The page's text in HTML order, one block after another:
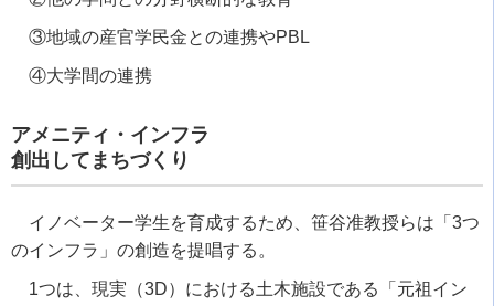
③地域の産官学民金との連携やPBL
④大学間の連携
アメニティ・インフラ
創出してまちづくり
イノベーター学生を育成するため、笹谷准教授らは「 3つ
のインフラ」の創造を提唱する。
1つは、現実（3D）における土木施設である「元祖イン